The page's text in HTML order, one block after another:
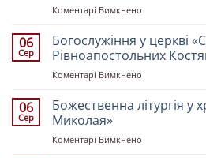
Коментарі Вимкнено
літургія
у
храмі
землі
Української»
06
Сер
Богослужіння у церкві
Рівноапостольних
Коментарі Вимкнено
у
церкві
06
Сер
Божественна літургія у
Миколая»
Коментарі Вимкнено